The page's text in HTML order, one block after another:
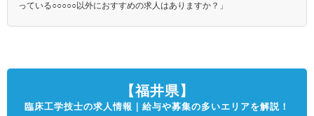
っている○○○○○以外におすすめの求人はありますか？」
【福井県】
臨床工学技士の求人情報｜給与や募集の多いエリアを解説！